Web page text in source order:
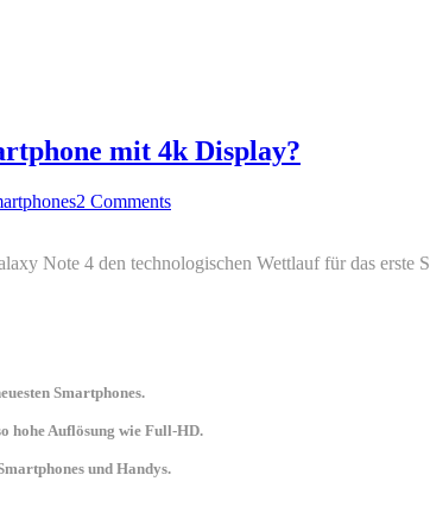
mit 4k Display?
2 Comments
Note 4 den technologischen Wettlauf für das
Smartphones.
hohe Auflösung wie Full-HD.
und Handys.